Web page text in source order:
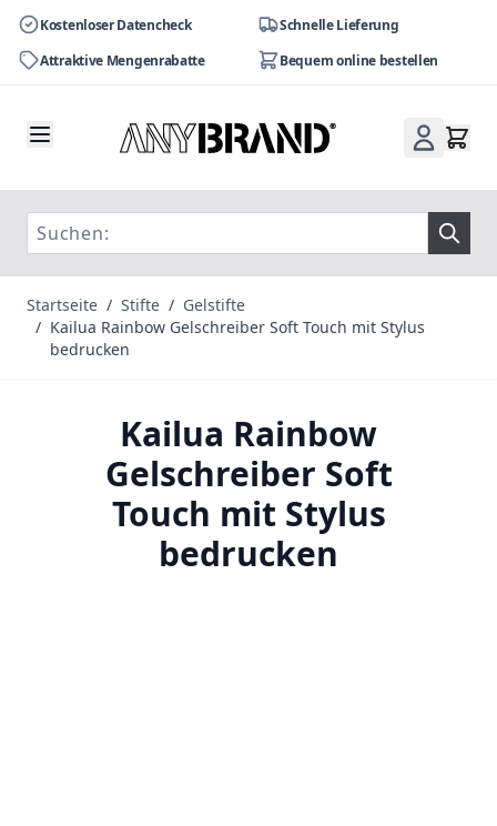
Kostenloser Datencheck
Schnelle Lieferung
Attraktive Mengenrabatte
Bequem online bestellen
Startseite / Stifte / Gelstifte
/ Kailua Rainbow Gelschreiber Soft Touch mit Stylus
bedrucken
Kailua Rainbow
Gelschreiber Soft
Touch mit Stylus
bedrucken